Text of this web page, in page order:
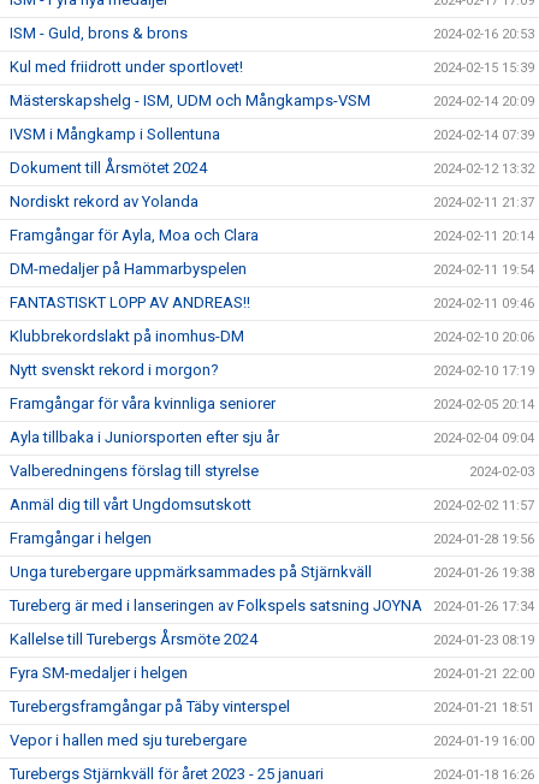
ISM - Guld, brons & brons 2024-02-16 20:53
Kul med friidrott under sportlovet! 2024-02-15 15:39
Mästerskapshelg - ISM, UDM och Mångkamps-VSM 2024-02-14 20:09
IVSM i Mångkamp i Sollentuna 2024-02-14 07:39
Dokument till Årsmötet 2024 2024-02-12 13:32
Nordiskt rekord av Yolanda 2024-02-11 21:37
Framgångar för Ayla, Moa och Clara 2024-02-11 20:14
DM-medaljer på Hammarbyspelen 2024-02-11 19:54
FANTASTISKT LOPP AV ANDREAS!! 2024-02-11 09:46
Klubbrekordslakt på inomhus-DM 2024-02-10 20:06
Nytt svenskt rekord i morgon? 2024-02-10 17:19
Framgångar för våra kvinnliga seniorer 2024-02-05 20:14
Ayla tillbaka i Juniorsporten efter sju år 2024-02-04 09:04
Valberedningens förslag till styrelse 2024-02-03
Anmäl dig till vårt Ungdomsutskott 2024-02-02 11:57
Framgångar i helgen 2024-01-28 19:56
Unga turebergare uppmärksammades på Stjärnkväll 2024-01-26 19:38
Tureberg är med i lanseringen av Folkspels satsning JOYNA 2024-01-26 17:34
Kallelse till Turebergs Årsmöte 2024 2024-01-23 08:19
Fyra SM-medaljer i helgen 2024-01-21 22:00
Turebergsframgångar på Täby vinterspel 2024-01-21 18:51
Vepor i hallen med sju turebergare 2024-01-19 16:00
Turebergs Stjärnkväll för året 2023 - 25 januari 2024-01-18 16:26